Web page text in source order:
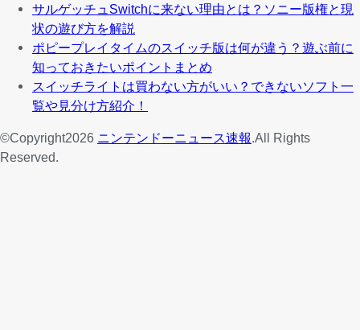
サルゲッチュSwitchに来ない理由とは？ソニー版権と現
状の遊び方を解説
ポピープレイタイムのスイッチ版は何が違う？遊ぶ前に
知っておきたいポイントまとめ
スイッチライトは買わない方がいい？できないソフト一
覧や見分け方紹介！
©Copyright2026 ニンテンドーニュース速報.All Rights
Reserved.